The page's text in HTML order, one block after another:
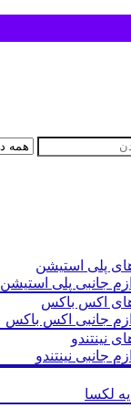
پلی استیشن
جانبی پلی استیشن
اکس باکس
جانبی اکس باکس
نینتندو
جانبی نینتندو
لکسا